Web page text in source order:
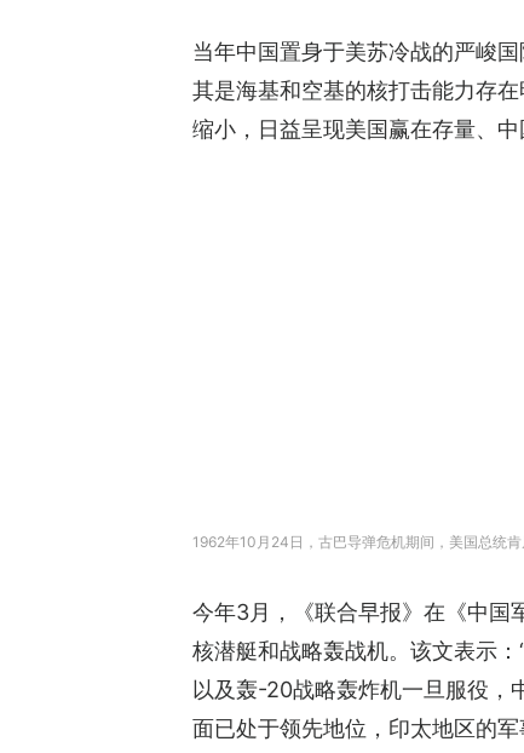
当年中国置身于美苏冷战的严峻
其是海基和空基的核打击能力存
缩小，日益呈现美国赢在存量、中
1962年10月24日，古巴导弹危机期间，美国总统
今年3月，《联合早报》在《中国
核潜艇和战略轰战机。该文表示
以及轰-20战略轰炸机一旦服役，
面已处于领先地位，印太地区的